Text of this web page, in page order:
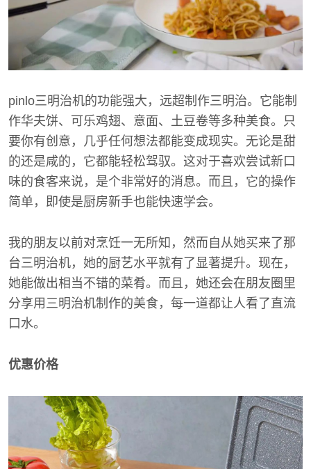
pinlo三明治机的功能强大，远超制作三明治。它能制
作华夫饼、可乐鸡翅、意面、土豆卷等多种美食。只
要你有创意，几乎任何想法都能变成现实。无论是甜
的还是咸的，它都能轻松驾驭。这对于喜欢尝试新口
味的食客来说，是个非常好的消息。而且，它的操作
简单，即使是厨房新手也能快速学会。
我的朋友以前对烹饪一无所知，然而自从她买来了那
台三明治机，她的厨艺水平就有了显著提升。现在，
她能做出相当不错的菜肴。而且，她还会在朋友圈里
分享用三明治机制作的美食，每一道都让人看了直流
口水。
优惠价格